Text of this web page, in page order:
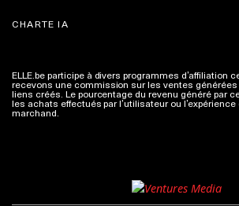
CHARTE IA
ELLE.be participe à divers programmes d’affiliation
recevons une commission sur les ventes
liens créés. Le pourcentage du revenu généré par
les achats effectués par l’utilisateur ou
marchand. Plus d'infos